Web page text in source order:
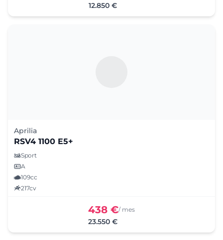
12.850 €
Aprilia
RSV4 1100 E5+
Sport
A
109cc
217cv
438 €/ mes
23.550 €